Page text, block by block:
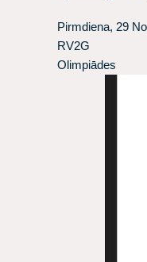
Pirmdiena, 29
RV2G
Olimpiādes